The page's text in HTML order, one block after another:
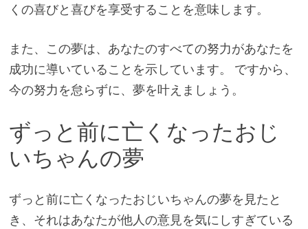
くの喜びと喜びを享受することを意味します。
また、この夢は、あなたのすべての努力があなたを
成功に導いていることを示しています。 ですから、
今の努力を怠らずに、夢を叶えましょう。
ずっと前に亡くなったおじ
いちゃんの夢
ずっと前に亡くなったおじいちゃんの夢を見たと
き、それはあなたが他人の意見を気にしすぎている